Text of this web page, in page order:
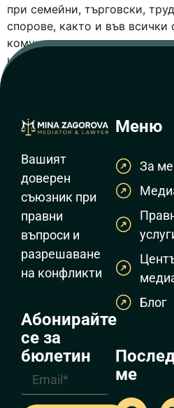
при семейни, търговски,
спорове, както и във всички
комуникацията между
напълно прекъсната.
Вашият
доверен
съюзник при
правни
въпроси и
разрешаване
на конфликти
Абонирайте
се за
бюлетин
Меню
За
Блог
ме